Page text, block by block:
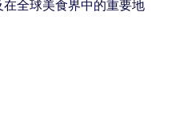
全球美食界中的重要地